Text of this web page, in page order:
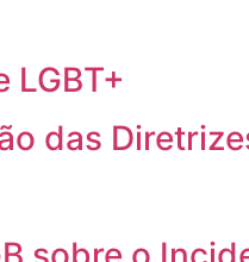
LGBT+
das